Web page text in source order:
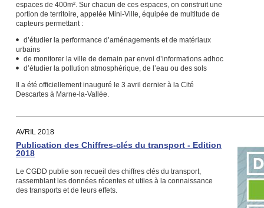
espaces de 400m². Sur chacun de ces espaces, on construit une
portion de territoire, appelée Mini-Ville, équipée de multitude de
capteurs permettant :
d’étudier la performance d’aménagements et de matériaux
urbains
de monitorer la ville de demain par envoi d’informations adhoc
d’étudier la pollution atmosphérique, de l’eau ou des sols
Il a été officiellement inauguré le 3 avril dernier à la Cité
Descartes à Marne-la-Vallée.
AVRIL 2018
Publication des Chiffres-clés du transport - Edition
2018
Le CGDD publie son recueil des chiffres clés du transport,
rassemblant les données récentes et utiles à la connaissance
des transports et de leurs effets.